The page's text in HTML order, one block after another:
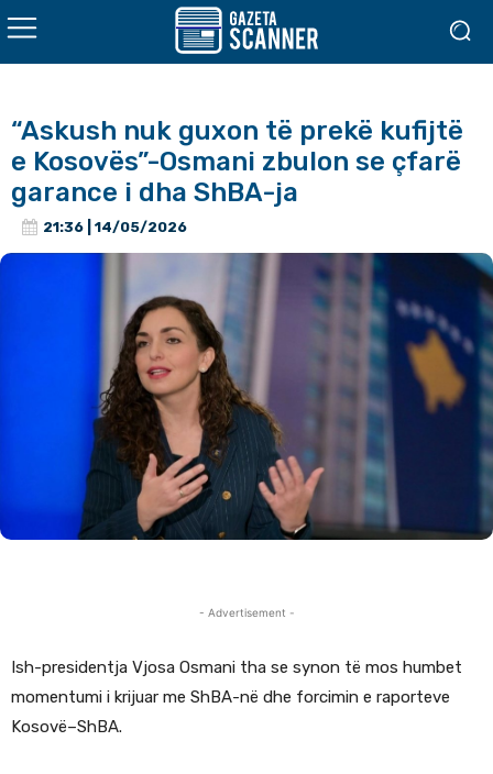
“Askush nuk guxon të prekë kufijtë
e Kosovës”-Osmani zbulon se çfarë
garance i dha ShBA-ja
21:36 | 14/05/2026
- Advertisement -
Ish-presidentja Vjosa Osmani tha se synon të mos humbet
momentumi i krijuar me ShBA-në dhe forcimin e raporteve
Kosovë–ShBA.